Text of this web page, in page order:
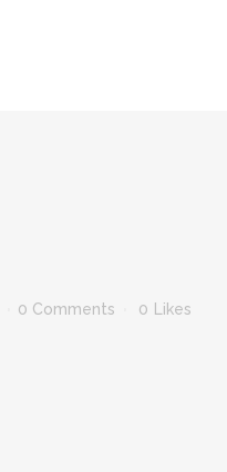
0 Comments 0 Likes